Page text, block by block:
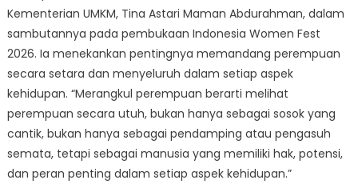
Kementerian UMKM, Tina Astari Maman Abdurahman, dalam
sambutannya pada pembukaan Indonesia Women Fest
2026. Ia menekankan pentingnya memandang perempuan
secara setara dan menyeluruh dalam setiap aspek
kehidupan. “Merangkul perempuan berarti melihat
perempuan secara utuh, bukan hanya sebagai sosok yang
cantik, bukan hanya sebagai pendamping atau pengasuh
semata, tetapi sebagai manusia yang memiliki hak, potensi,
dan peran penting dalam setiap aspek kehidupan.”